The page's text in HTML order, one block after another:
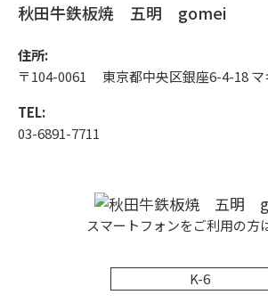
秋田牛鉄板焼 五明 gomei
住所:
〒104-0061 東京都中央区銀座6-4-18 マ
TEL:
03-6891-7711
スマートフォンをご利用の方
K-6